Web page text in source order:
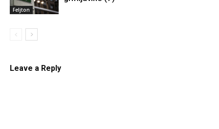
Feljton
Leave a Reply